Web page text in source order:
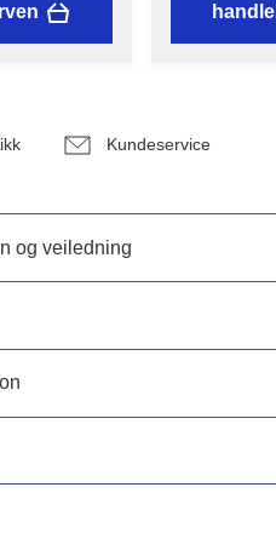
Kundeservice
og veiledning